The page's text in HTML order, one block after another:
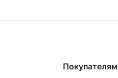
Покупателям